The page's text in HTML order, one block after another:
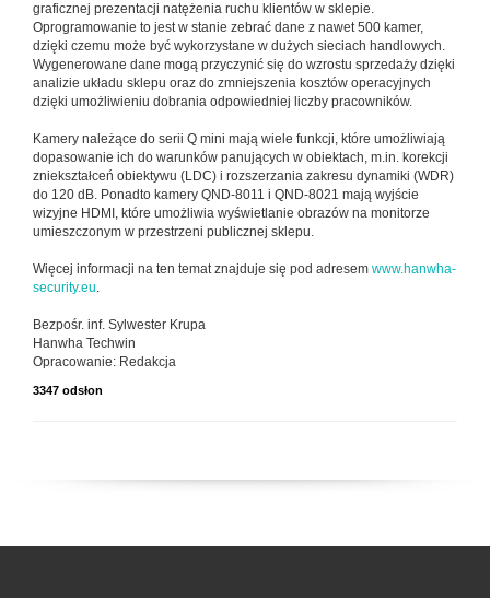
graficznej prezentacji natężenia ruchu klientów w sklepie.
Oprogramowanie to jest w stanie zebrać dane z nawet 500 kamer,
dzięki czemu może być wykorzystane w dużych sieciach handlowych.
Wygenerowane dane mogą przyczynić się do wzrostu sprzedaży dzięki
analizie układu sklepu oraz do zmniejszenia kosztów operacyjnych
dzięki umożliwieniu dobrania odpowiedniej liczby pracowników.
Kamery należące do serii Q mini mają wiele funkcji, które umożliwiają
dopasowanie ich do warunków panujących w obiektach, m.in. korekcji
zniekształceń obiektywu (LDC) i rozszerzania zakresu dynamiki (WDR)
do 120 dB. Ponadto kamery QND-8011 i QND-8021 mają wyjście
wizyjne HDMI, które umożliwia wyświetlanie obrazów na monitorze
umieszczonym w przestrzeni publicznej sklepu.
Więcej informacji na ten temat znajduje się pod adresem www.hanwha-
security.eu.
Bezpośr. inf. Sylwester Krupa
Hanwha Techwin
Opracowanie: Redakcja
3347 odsłon